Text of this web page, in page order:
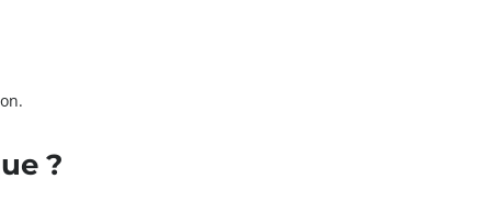
?